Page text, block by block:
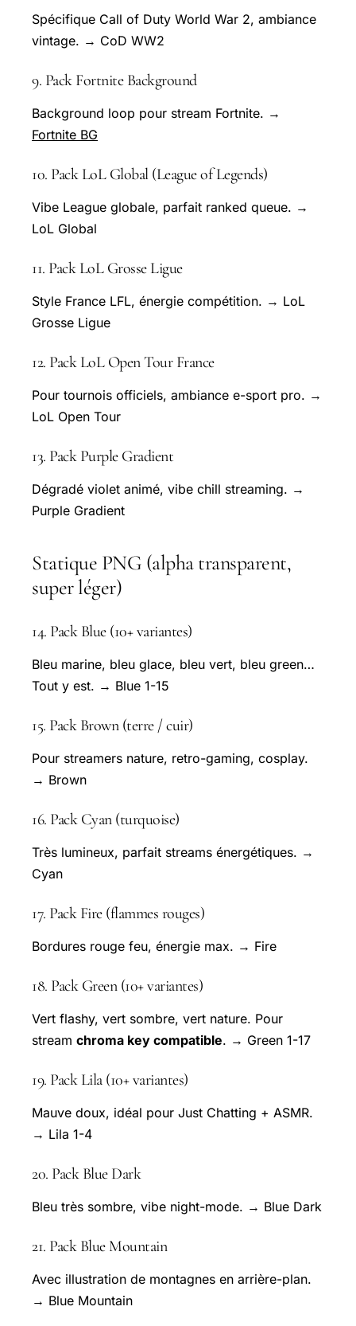
Spécifique Call of Duty World War 2, ambiance
vintage. → CoD WW2
9. Pack Fortnite Background
Background loop pour stream Fortnite. →
Fortnite BG
10. Pack LoL Global (League of Legends)
Vibe League globale, parfait ranked queue. →
LoL Global
11. Pack LoL Grosse Ligue
Style France LFL, énergie compétition. → LoL
Grosse Ligue
12. Pack LoL Open Tour France
Pour tournois officiels, ambiance e-sport pro. →
LoL Open Tour
13. Pack Purple Gradient
Dégradé violet animé, vibe chill streaming. →
Purple Gradient
Statique PNG (alpha transparent,
super léger)
14. Pack Blue (10+ variantes)
Bleu marine, bleu glace, bleu vert, bleu green…
Tout y est. → Blue 1-15
15. Pack Brown (terre / cuir)
Pour streamers nature, retro-gaming, cosplay.
→ Brown
16. Pack Cyan (turquoise)
Très lumineux, parfait streams énergétiques. →
Cyan
17. Pack Fire (flammes rouges)
Bordures rouge feu, énergie max. → Fire
18. Pack Green (10+ variantes)
Vert flashy, vert sombre, vert nature. Pour
stream chroma key compatible. → Green 1-17
19. Pack Lila (10+ variantes)
Mauve doux, idéal pour Just Chatting + ASMR.
→ Lila 1-4
20. Pack Blue Dark
Bleu très sombre, vibe night-mode. → Blue Dark
21. Pack Blue Mountain
Avec illustration de montagnes en arrière-plan.
→ Blue Mountain